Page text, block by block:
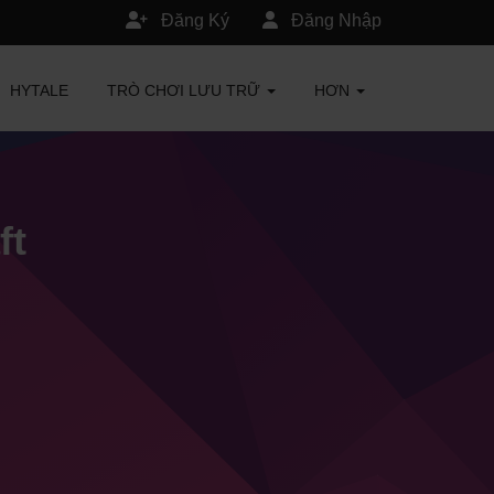
Đăng Nhập
Đăng Ký
HYTALE TRÒ CHƠI LƯU TRỮ HƠN